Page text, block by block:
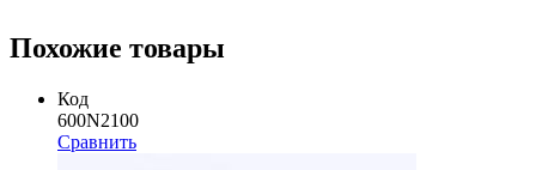
Похожие товары
Код
600N2100
Сравнить